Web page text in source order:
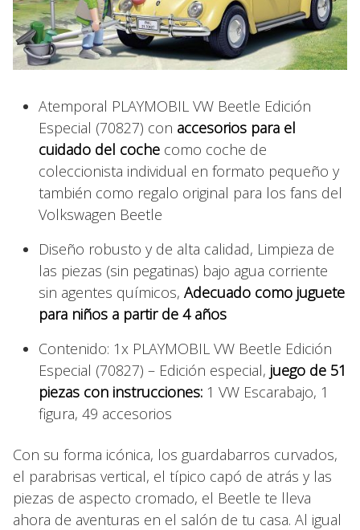
Atemporal PLAYMOBIL VW Beetle Edición
Especial (70827) con accesorios para el
cuidado del coche como coche de
coleccionista individual en formato pequeño y
también como regalo original para los fans del
Volkswagen Beetle
Diseño robusto y de alta calidad, Limpieza de
las piezas (sin pegatinas) bajo agua corriente
sin agentes químicos, Adecuado como juguete
para niños a partir de 4 años
Contenido: 1x PLAYMOBIL VW Beetle Edición
Especial (70827) – Edición especial, juego de 51
piezas con instrucciones: 1 VW Escarabajo, 1
figura, 49 accesorios
Con su forma icónica, los guardabarros curvados,
el parabrisas vertical, el típico capó de atrás y las
piezas de aspecto cromado, el Beetle te lleva
ahora de aventuras en el salón de tu casa. Al igual